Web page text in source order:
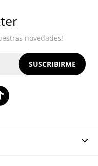
novedades!
SUSCRIBIRME